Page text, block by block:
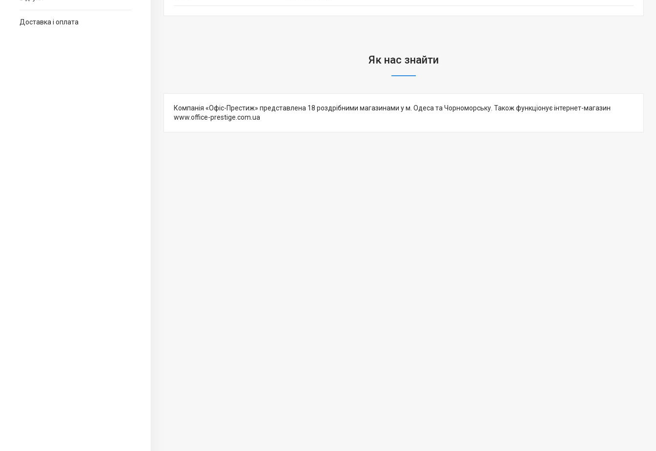
Доставка і оплата
Як нас знайти
Компанія «Офіс-Престиж» представлена 18 роздрібними магазинами у м. Одеса та Чорноморську. Також функціонує інтернет-магазин
www.office-prestige.com.ua